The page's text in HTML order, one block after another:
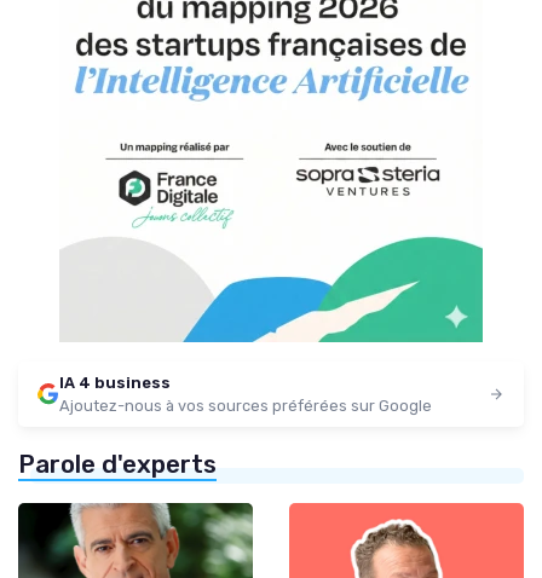
IA 4 business
Ajoutez-nous à vos sources préférées sur Google
Parole d'experts